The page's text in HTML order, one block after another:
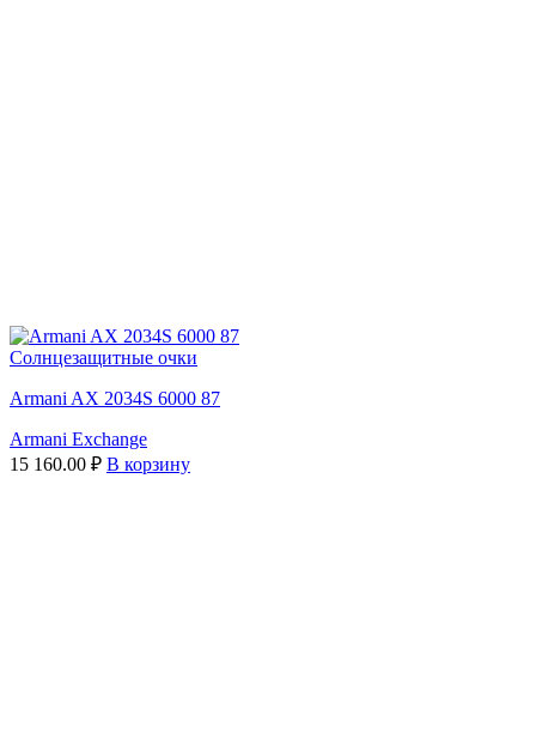
Солнцезащитные очки
Armani AX 2034S 6000 87
Armani Exchange
15 160.00 ₽ В корзину